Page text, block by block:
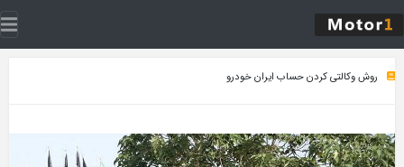
روش وکالتی کردن حساب ایران خودرو